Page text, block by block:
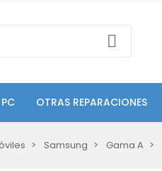
OTRAS REPARACIONES
Samsung Gama A